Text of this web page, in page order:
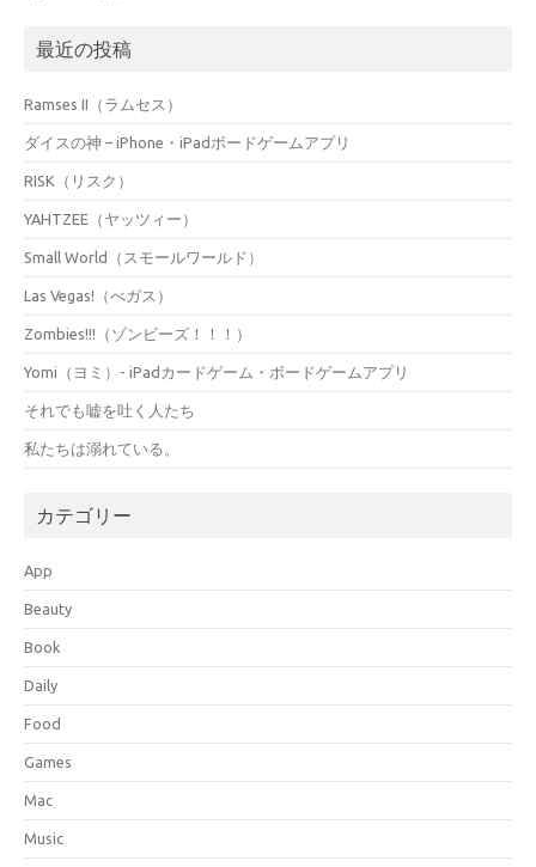
最近の投稿
Ramses II（ラムセス）
ダイスの神 – iPhone・iPadボードゲームアプリ
RISK（リスク）
YAHTZEE（ヤッツィー）
Small World（スモールワールド）
Las Vegas!（べガス）
Zombies!!!（ゾンビーズ！！！）
Yomi（ヨミ）- iPadカードゲーム・ボードゲームアプリ
それでも嘘を吐く人たち
私たちは溺れている。
カテゴリー
App
Beauty
Book
Daily
Food
Games
Mac
Music